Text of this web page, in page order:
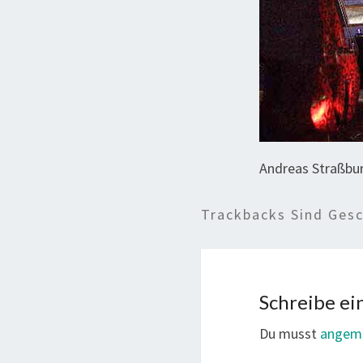
Andreas
Trackbacks Sind
Schreibe
Du musst